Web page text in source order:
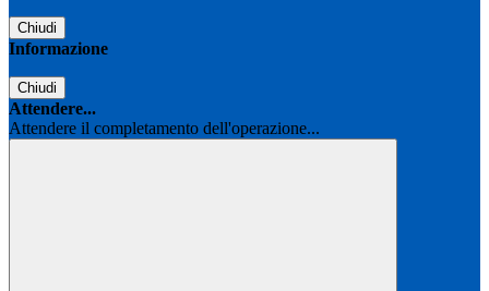
Chiudi
Informazione
Chiudi
Attendere...
Attendere il completamento dell'operazione...